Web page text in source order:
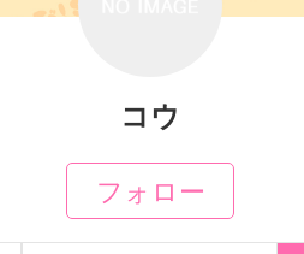
コウ
フォロー